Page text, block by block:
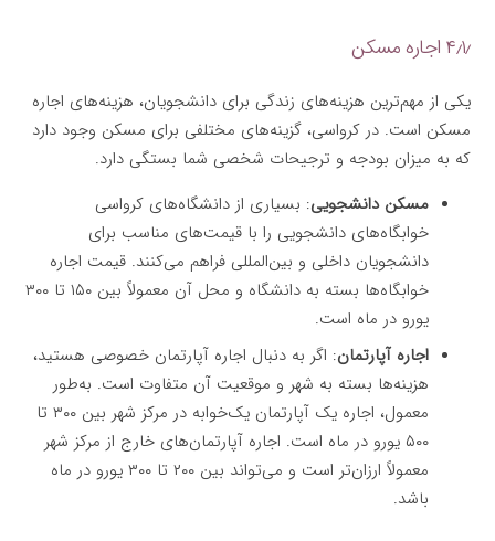
۴٫۱٫ اجاره مسکن
یکی از مهم‌ترین هزینه‌های زندگی برای دانشجویان، هزینه‌های اجاره
مسکن است. در کرواسی، گزینه‌های مختلفی برای مسکن وجود دارد
که به میزان بودجه و ترجیحات شخصی شما بستگی دارد.
مسکن دانشجویی: بسیاری از دانشگاه‌های کرواسی
خوابگاه‌های دانشجویی را با قیمت‌های مناسب برای
دانشجویان داخلی و بین‌المللی فراهم می‌کنند. قیمت اجاره
خوابگاه‌ها بسته به دانشگاه و محل آن معمولاً بین ۱۵۰ تا ۳۰۰
یورو در ماه است.
اجاره آپارتمان: اگر به دنبال اجاره آپارتمان خصوصی هستید،
هزینه‌ها بسته به شهر و موقعیت آن متفاوت است. به‌طور
معمول، اجاره یک آپارتمان یک‌خوابه در مرکز شهر بین ۳۰۰ تا
۵۰۰ یورو در ماه است. اجاره آپارتمان‌های خارج از مرکز شهر
معمولاً ارزان‌تر است و می‌تواند بین ۲۰۰ تا ۳۰۰ یورو در ماه
باشد.